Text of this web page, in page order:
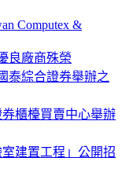
Computex &
良廠商殊榮
泰綜合證券舉辦之
櫃檯買賣中心舉辦
建置工程」公開招